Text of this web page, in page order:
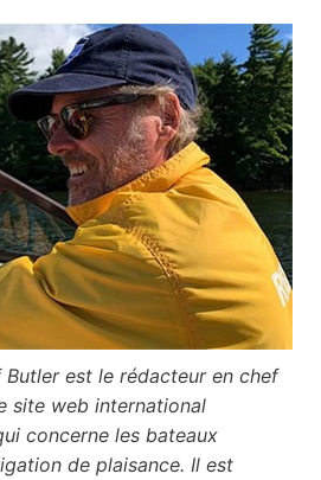
est le rédacteur en chef
site web international
concerne les bateaux
de plaisance. Il est